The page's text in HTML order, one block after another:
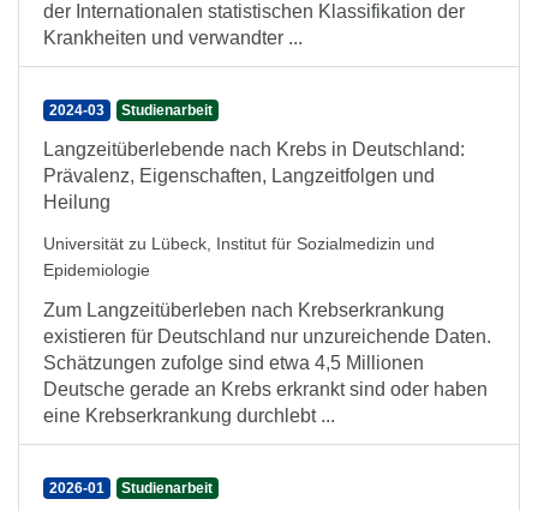
der Internationalen statistischen Klassifikation der
Krankheiten und verwandter ...
2024-03 Studienarbeit
Langzeitüberlebende nach Krebs in Deutschland:
Prävalenz, Eigenschaften, Langzeitfolgen und
Heilung
Universität zu Lübeck, Institut für Sozialmedizin und
Epidemiologie
Zum Langzeitüberleben nach Krebserkrankung
existieren für Deutschland nur unzureichende Daten.
Schätzungen zufolge sind etwa 4,5 Millionen
Deutsche gerade an Krebs erkrankt sind oder haben
eine Krebserkrankung durchlebt ...
2026-01 Studienarbeit